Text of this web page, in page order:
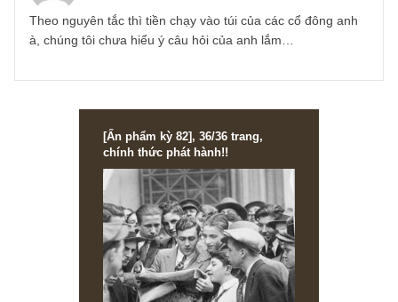
Ấn phẩm Kỳ 81 (Bản cắt)
Ấn phẩm đầu tư giá trị Kỳ 81 – Nhận định ngắn về môi trường &
độ TTCK hiện tại, cách đọc lướt nhanh (skimming) BCTC và
3 comments
Jack Nguyễn